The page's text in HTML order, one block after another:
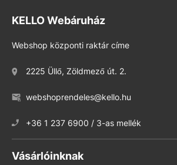
KELLO Webáruház
Webshop központi raktár címe
2225 Üllő, Zöldmező út. 2.
webshoprendeles@kello.hu
+36 1 237 6900 / 3-as mellék
Vásárlóinknak